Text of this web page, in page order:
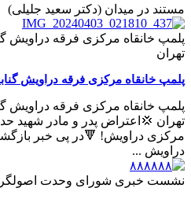
مستند در میدان (دکتر سعید جلیلی)
پلمپ خانقاه مرکزی فرقه دراویش
تهران
پلمپ خانقاه مرکزی فرقه دراویش
پلمپ خانقاه مرکزی فرقه دراویش
تهران 💢اعتراض پدر و مادر شهید
مرکزی دراویش! 🔻در پی خبر
دراویش ...
نشست خبری شورای وحدت